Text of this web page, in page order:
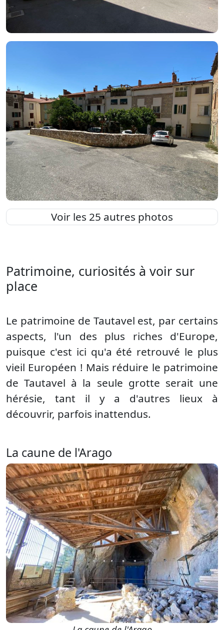
Voir les 25 autres photos
Patrimoine, curiosités à voir sur
place
Le patrimoine de Tautavel est, par certains
aspects, l'un des plus riches d'Europe,
puisque c'est ici qu'a été retrouvé le plus
vieil Européen ! Mais réduire le patrimoine
de Tautavel à la seule grotte serait une
hérésie, tant il y a d'autres lieux à
découvrir, parfois inattendus.
La caune de l'Arago